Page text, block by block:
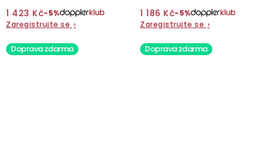
1 423 Kč−5%
Zaregistrujte se ›
1 186 Kč−5%
Zaregistrujte se ›
Doprava zdarma Doprava zdarma